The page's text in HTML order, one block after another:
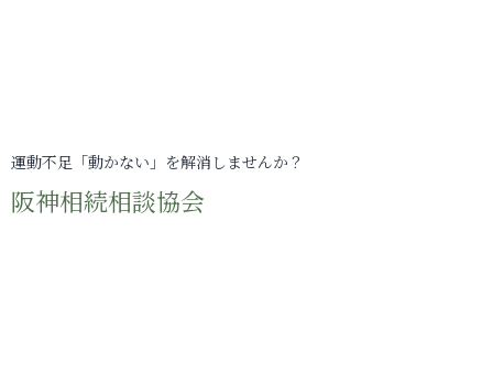
運動不足「動かない」を解消しませんか？
阪神相続相談協会